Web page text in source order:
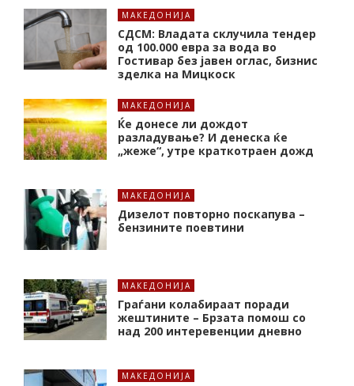
МАКЕДОНИЈА
СДСМ: Владата склучила тендер
од 100.000 евра за вода во
Гостивар без јавен оглас, бизнис
зделка на Мицкоск
МАКЕДОНИЈА
Ќе донесе ли дождот
разладување? И денеска ќе
„жеже“, утре краткотраен дожд
МАКЕДОНИЈА
Дизелот повторно поскапува –
бензините поевтини
МАКЕДОНИЈА
Граѓани колабираат поради
жештините – Брзата помош со
над 200 интеревенции дневно
МАКЕДОНИЈА